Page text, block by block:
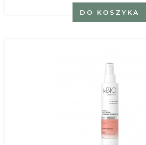
DO KOSZYKA